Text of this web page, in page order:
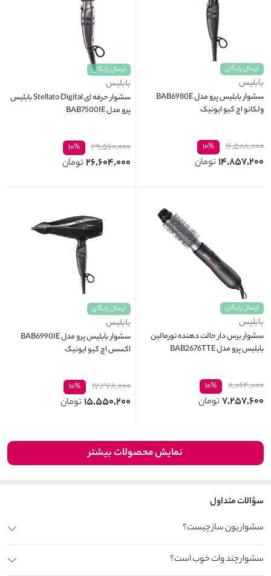
ارسال رایگان
بابلیس
سشوار بابلیس پرو مدل BAB6980E
ولکانو اچ کیو ایونیک
۱۶,۵۰۸,۰۰۰ ۱۰%
۱۴,۸۵۷,۲۰۰ تومان
ارسال رایگان
بابلیس
سشوار حرفه ای Stellato Digital بابلیس
پرو مدل BAB7500IE
۲۹,۵۶۰,۰۰۰ ۱۰%
۲۶,۶۰۴,۰۰۰ تومان
ارسال رایگان
بابلیس
سشوار برس دار حالت دهنده تورمالین
بابلیس پرو مدل BAB2676TTE
۸,۰۶۴,۰۰۰ ۱۰%
۷,۲۵۷,۶۰۰ تومان
ارسال رایگان
بابلیس
سشوار بابلیس پرو مدل BAB6990IE
اکسس اچ کیو ایونیک
۱۷,۲۷۸,۰۰۰ ۱۰%
۱۵,۵۵۰,۲۰۰ تومان
نمایش محصولات بیشتر
سؤالات متداول
سشوار یون ساز چیست؟
سشوار چند وات خوب است؟